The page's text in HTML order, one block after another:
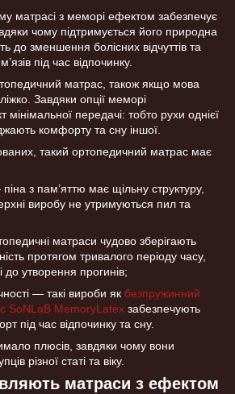
матрасі з меморі ефектом забезпечує
чому підтримується його природна
до зменшення болісних відчуттів та
під час відпочинку.
матрас, також якщо мова
Завдяки опції меморі
мінімальної передачі: тобто рухи однієї
комфорту та сну іншої.
такий ортопедичний матрас має
з пам’яттю має щільну структуру,
виробу не утримуються пил та
матраси чудово зберігають
протягом тривалого періоду часу,
утворення прогинів;
— такі вироби як безпружинний
SoNLaB MemoryLatex забезпечують
під час відпочинку та сну.
плюсів, завдяки чому вони
різної статі та віку.
матраси з ефектом